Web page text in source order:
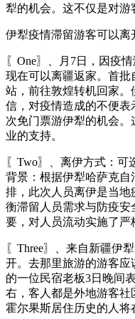
犁的机会。这不仅是对游
伊犁疫情滞留游客可以离
〖One〗、月7日，因疫
现在可以离疆返家。首
站，前往敦煌转机回家
信，对疫情造成的不便
次免门票游伊犁的机会
业的支持。
〖Two〗、离伊方式：
背景：根据伊犁哈萨克
排，此次人员离伊是当
衡滞留人员需求与防疫
要，对人员流动实施了严
〖Three〗、来自新疆伊
开。去那里旅游的游客
的一位民宿老板3日晚间
右，客人都是外地游客
霍尔果斯居住历史的人将